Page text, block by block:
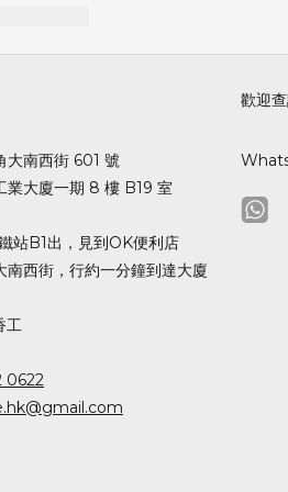
大南西街 601 號
業大廈一期 8 樓 B19 室
站B1出，見到OK便利店
南西街，行約一分鐘到達大廈
工
0622
歡迎